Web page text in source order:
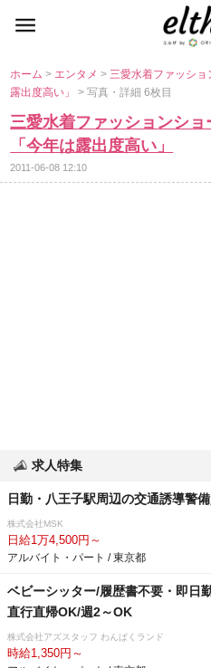
ホーム> エンタメ>三愛水着ファッシ
露出度高い」> 写真・詳細 6枚目
三愛水着ファッションシ
「今年は露出度高い」
2011-06-08 12:10
求人特集
日勤・八王子駅周辺の交通誘導警
株式会社MSK
日給1万4,500円～
アルバイト・パート / 東京都
ベビーシッター/履歴書不要・即日
直行直帰OK/週2～OK
株式会社アズスタッフ わんぱくランド
時給1,350円～